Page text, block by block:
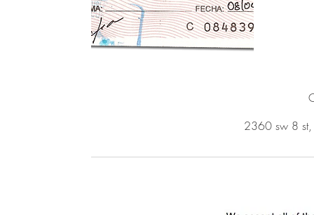
2360 sw 8 st,